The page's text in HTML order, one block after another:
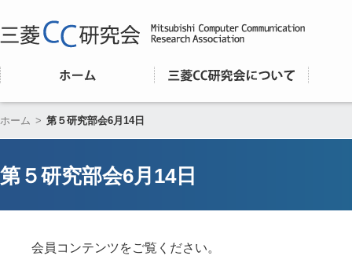
ホーム > 第５研究部会6月14日
第５研究部会6月14日
会員コンテンツをご覧ください。